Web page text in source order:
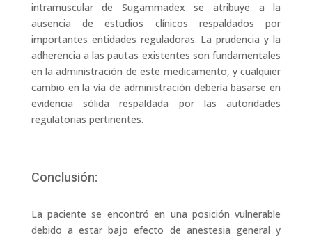
intramuscular de Sugammadex se atribuye a la
ausencia de estudios clínicos respaldados por
importantes entidades reguladoras. La prudencia y la
adherencia a las pautas existentes son fundamentales
en la administración de este medicamento, y cualquier
cambio en la vía de administración debería basarse en
evidencia sólida respaldada por las autoridades
regulatorias pertinentes.
Conclusión:
La paciente se encontró en una posición vulnerable
debido a estar bajo efecto de anestesia general y